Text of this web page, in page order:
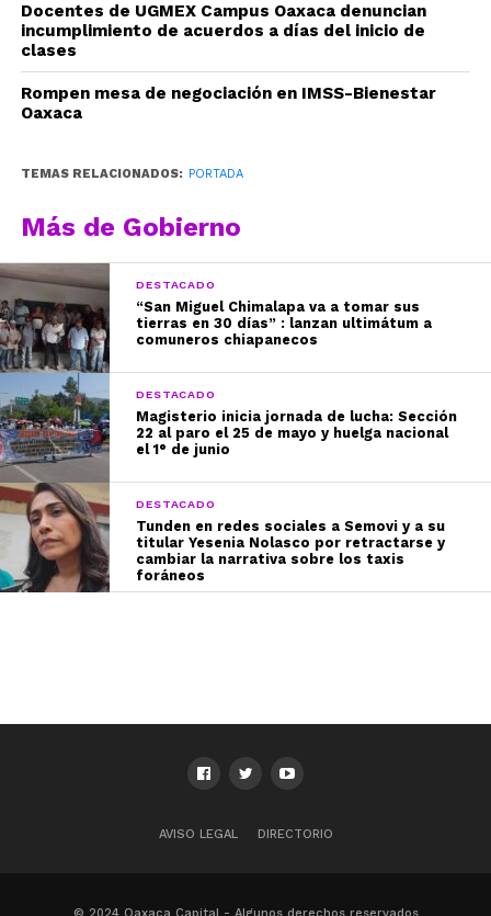
Docentes de UGMEX Campus Oaxaca denuncian
incumplimiento de acuerdos a días del inicio de
clases
Rompen mesa de negociación en IMSS-Bienestar
Oaxaca
TEMAS RELACIONADOS: PORTADA
Más de Gobierno
DESTACADO
“San Miguel Chimalapa va a tomar sus
tierras en 30 días” : lanzan ultimátum a
comuneros chiapanecos
DESTACADO
Magisterio inicia jornada de lucha: Sección
22 al paro el 25 de mayo y huelga nacional
el 1° de junio
DESTACADO
Tunden en redes sociales a Semovi y a su
titular Yesenia Nolasco por retractarse y
cambiar la narrativa sobre los taxis
foráneos
AVISO LEGAL DIRECTORIO